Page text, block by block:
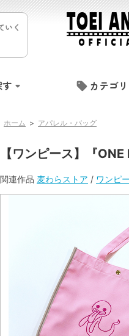
いく
カテゴ
ホーム > アパレル・バッグ
【ワンピース】『
関連作品 麦わらストア / ワンピ